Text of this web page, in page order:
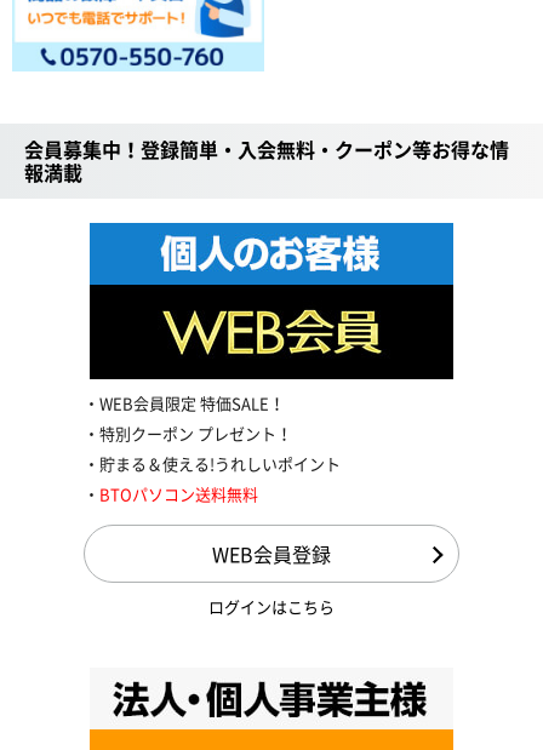
会員募集中！登録簡単・入会無料・クーポン等お得な情
報満載
WEB会員限定 特価SALE！
特別クーポン プレゼント！
貯まる＆使える!うれしいポイント
BTOパソコン送料無料
WEB会員登録
ログインはこちら